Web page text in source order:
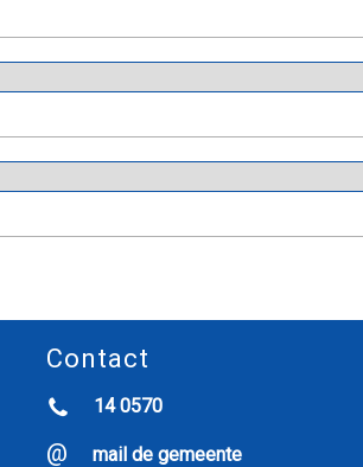
Contact
14 0570
mail de gemeente